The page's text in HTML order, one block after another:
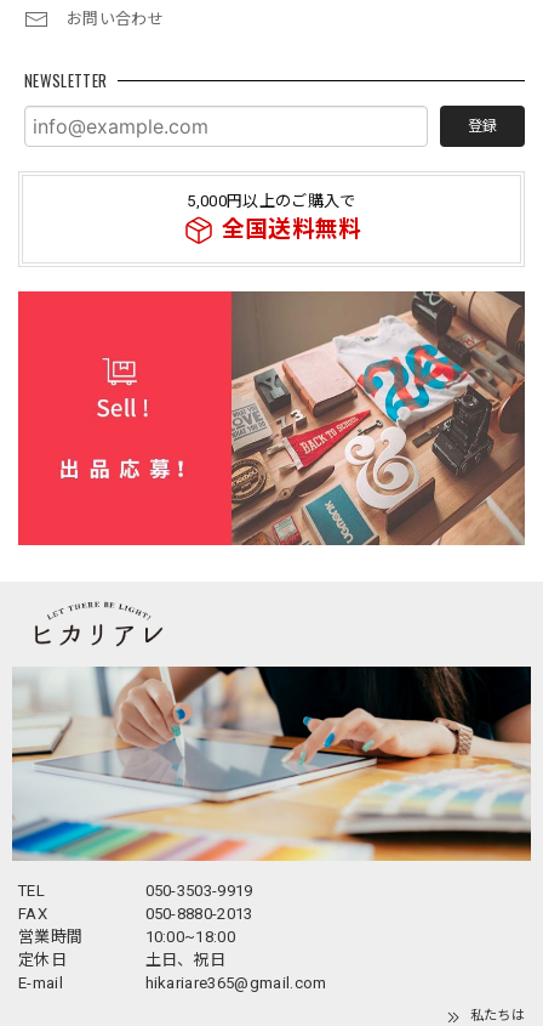
お問い合わせ
NEWSLETTER
登録
5,000円以上のご購入で
全国送料無料
TEL
050-3503-9919
FAX
050-8880-2013
営業時間
10:00~18:00
定休日
土日、祝日
E-mail
hikariare365@gmail.com
私たちは